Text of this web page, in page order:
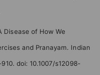
Disease of How We
and Pranayam. Indian
doi: 10.1007/s12098-